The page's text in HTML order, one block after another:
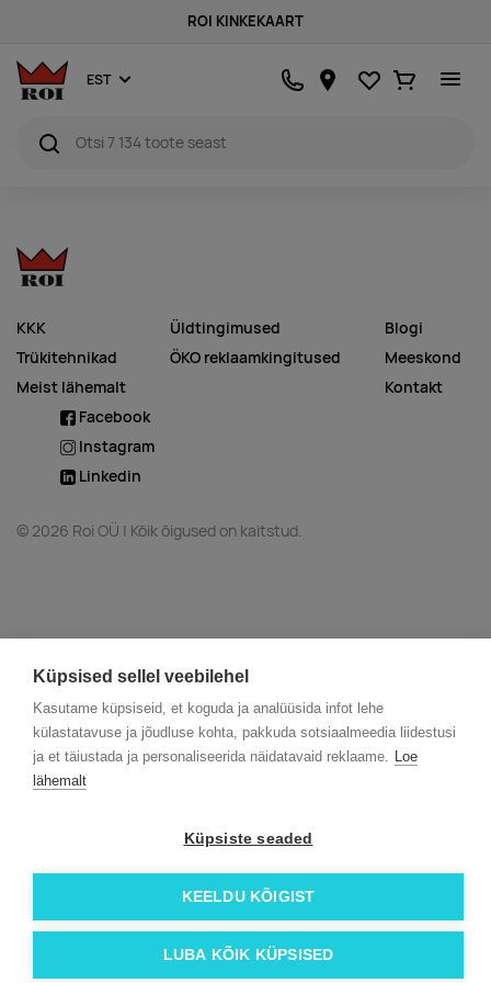
Küpsised sellel veebilehel
Kasutame küpsiseid, et koguda ja analüüsida infot lehe
külastatavuse ja jõudluse kohta, pakkuda sotsiaalmeedia liidestusi
ja et täiustada ja personaliseerida näidatavaid reklaame. Loe
lähemalt
Küpsiste seaded
KEELDU KÕIGIST
LUBA KÕIK KÜPSISED
ROI KINKEKAART
EST Lemmikud
Ostukorv
KKK
Trükitehnikad
Meist lähemalt
Üldtingimused
ÖKO reklaamkingitused
Blogi
Meeskond
Kontakt
Facebook
Instagram
Linkedin
© 2026 Roi OÜ | Kõik õigused on kaitstud.